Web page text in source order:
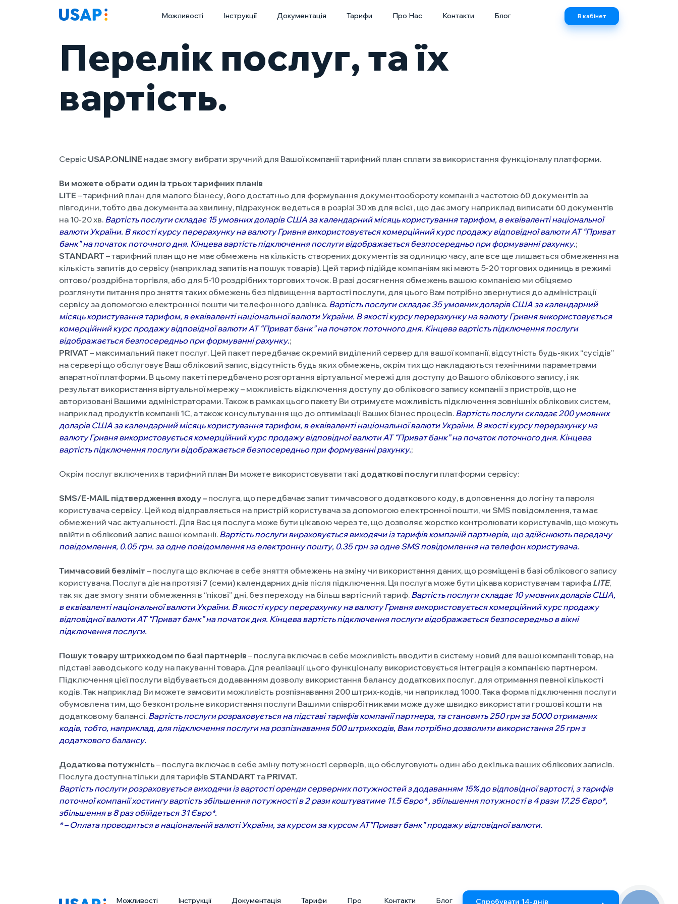
Можливості Інструкції Документація Тарифи Про Нас Контакти Блог В кабінет
Перелік послуг, та їх
вартість.
Сервіс USAP.ONLINE надає змогу вибрати зручний для Вашої компанії тарифний план сплати за використання функціоналу платформи.
Ви можете обрати один із трьох тарифних планів
LITE – тарифний план для малого бізнесу, його достатньо для формування документообороту компанії з частотою 60 документів за
півгодини, тобто два документа за хвилину, підрахунок ведеться в розрізі 30 хв для всієї , що дає змогу наприклад виписати 60 документів
на 10-20 хв. Вартість послуги складає 15 умовних доларів СШАза календарний місяць користування тарифом, веквіваленті національної
валюти України. В якості курсу перерахунку на валюту Гривня використовується комерційний курс продажу відповідної валюти АТ “Приват
банк” на початок поточного дня. Кінцева вартість підключення послуги відображається безпосередньо при формуванні рахунку.;
STANDART – тарифний план що не має обмежень на кількість створених документів за одиницю часу, але все ще лишається обмеження на
кількість запитів до сервісу (наприклад запитів на пошук товарів). Цей тариф підійде компаніям які мають 5-20 торгових одиниць в режимі
оптово/роздрібна торгівля, або для 5-10 роздрібних торгових точок. В разі досягнення обмежень вашою компанією ми обіцяємо
розглянути питання про зняття таких обмежень без підвищення вартості послуги, для цього Вам потрібно звернутися до адміністрації
сервісу за допомогою електронної пошти чи телефонного дзвінка. Вартість послуги складає 35 умовних доларів СШАза календарний
місяць користування тарифом, веквіваленті національної валюти України. В якості курсу перерахунку на валюту Гривня використовується
комерційний курс продажу відповідної валюти АТ “Приват банк” на початок поточного дня. Кінцева вартість підключення послуги
відображається безпосередньо при формуванні рахунку.;
PRIVAT – максимальний пакет послуг. Цей пакет передбачає окремий виділений сервер для вашої компанії, відсутність будь-яких “сусідів”
на сервері що обслуговує Ваш обліковий запис, відсутність будь яких обмежень, окрім тих що накладаються технічними параметрами
апаратної платформи. В цьому пакеті передбачено розгортання віртуальної мережі для доступу до Вашого облікового запису, і як
результат використання віртуальної мережу – можливість відключення доступу до облікового запису компанії з пристроїв, що не
авторизовані Вашими адміністраторами. Також в рамках цього пакету Ви отримуєте можливість підключення зовнішніх облікових систем,
наприклад продуктів компанії 1С, а також консультування що до оптимізації Ваших бізнес процесів. Вартість послуги складає 200 умовних
доларів США за календарний місяць користування тарифом, веквіваленті національної валюти України. В якості курсу перерахунку на
валюту Гривня використовується комерційний курс продажу відповідної валюти АТ “Приват банк” на початок поточного дня. Кінцева
вартість підключення послуги відображається безпосередньо при формуванні рахунку.;
Окрім послуг включених в тарифний план Ви можете використовувати такі додаткові послуги платформи сервісу:
SMS/E-MAIL підтвердження входу– послуга, що передбачає запит тимчасового додаткового коду, в доповнення до логіну та пароля
користувача сервісу. Цей код відправляється на пристрій користувача за допомогою електронної пошти, чи SMS повідомлення, та має
обмежений час актуальності. Для Вас ця послуга може бути цікавою через те, що дозволяє жорстко контролювати користувачів, що можуть
ввійти в обліковий запис вашої компанії. Вартість послуги вираховується виходячи із тарифів компаній партнерів, що здійснюють передачу
повідомлення, 0.05 грн. за одне повідомлення наелектронну пошту, 0.35 грн за одне SMS повідомлення на телефон користувача.
Тимчасовий безліміт – послуга що включає в себе зняття обмежень на зміну чи використання даних, що розміщені в базі облікового запису
користувача. Послуга діє на протязі 7 (семи) календарних днів після підключення. Ця послуга може бути цікава користувачам тарифа LITE,
так як дає змогу зняти обмеження в “пікові” дні, без переходу на більш вартісний тариф. Вартість послуги складає 10 умовних доларів США,
в еквіваленті національної валюти України. В якості курсу перерахунку на валюту Гривня використовується комерційний курс продажу
відповідної валюти АТ “Приват банк” на початок дня. Кінцева вартість підключення послуги відображається безпосередньо в вікні
підключення послуги.
Пошук товару штрихкодом по базі партнерів – послуга включає в себе можливість вводити в систему новий для вашої компанії товар, на
підставі заводського коду на пакуванні товара. Для реалізації цього функціоналу використовується інтеграція з компанією партнером.
Підключення цієї послуги відбувається додаванням дозволу використання балансу додаткових послуг, для отримання певної кількості
кодів. Так наприклад Ви можете замовити можливість розпізнавання 200 штрих-кодів, чи наприклад 1000. Така форма підключення послуги
обумовлена тим, що безконтрольне використання послуги Вашими співробітниками може дуже швидко використати грошові кошти на
додатковому балансі. Вартість послуги розраховується на підставі тарифів компанії партнера, та становить 250 грн за 5000 отриманих
кодів, тобто, наприклад, для підключення послуги на розпізнавання 500 штрихкодів, Вам потрібно дозволити використання 25 грн з
додаткового балансу.
Додаткова потужність – послуга включає в себе зміну потужності серверів, що обслуговують один або декілька ваших облікових записів.
Послуга доступна тільки для тарифів STANDART та PRIVAT.
Вартість послуги розраховується виходячи із вартості оренди серверних потужностей з додаванням 15% до відповідної вартості, з тарифів
поточної компанії хостингу вартість збільшення потужності в 2 рази коштуватиме 11.5 Євро* , збільшення потужності в 4 рази 17.25 Євро*,
збільшення в 8 раз обійдеться 31 Євро*.
* – Оплата проводиться в національній валюті України, за курсом за курсом АТ”Приват банк” продажу відповідної валюти.
Можливості Інструкції Документація Тарифи Про Контакти Блог Спробувати 14-днів